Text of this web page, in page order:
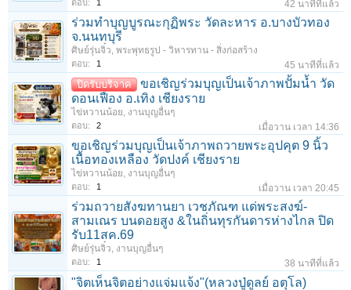
ตอบ: 1 42 นาทีที่แล้ว
ร่วมทําบุญบูรณะกุฏิพระ วัดละหาร อ.บางบัวทอง
จ.นนทบุรี
ศิษย์รุ่นจิ๋ว, พระพุทธรูป - วิหารทาน - สิ่งก่อสร้าง
ตอบ: 1 45 นาทีที่แล้ว
ปิดรับบริจาค
ขอเชิญร่วมบุญเป็นเจ้าภาพปั้มน้ำ วัด
ดอนเฟือง อ.เทิง เชียงราย
ไข่หวานน้อย, งานบุญอื่นๆ
ตอบ: 2 เมื่อวาน เวลา 14:36
ขอเชิญร่วมบุญเป็นเจ้าภาพถวายพระอุปคุต 9 นิ้ว
เนื้อทองเหลือง วัดปงค์ เชียงราย
ไข่หวานน้อย, งานบุญอื่นๆ
ตอบ: 1 เมื่อวาน เวลา 20:45
ร่วมถวายสังฆทานยา เวชภัณฑ แด่พระสงฆ์-
สามเณร บนดอยสูง &ในถิ่นทุรกันดารห่างไกล ปิด
รับ11สค.69
ศิษย์รุ่นจิ๋ว, งานบุญอื่นๆ
ตอบ: 1 38 นาทีที่แล้ว
"จิตเห็นจิตอย่างแจ่มแจ้ง"(หลวงปู่ดูลย์ อตุโล)